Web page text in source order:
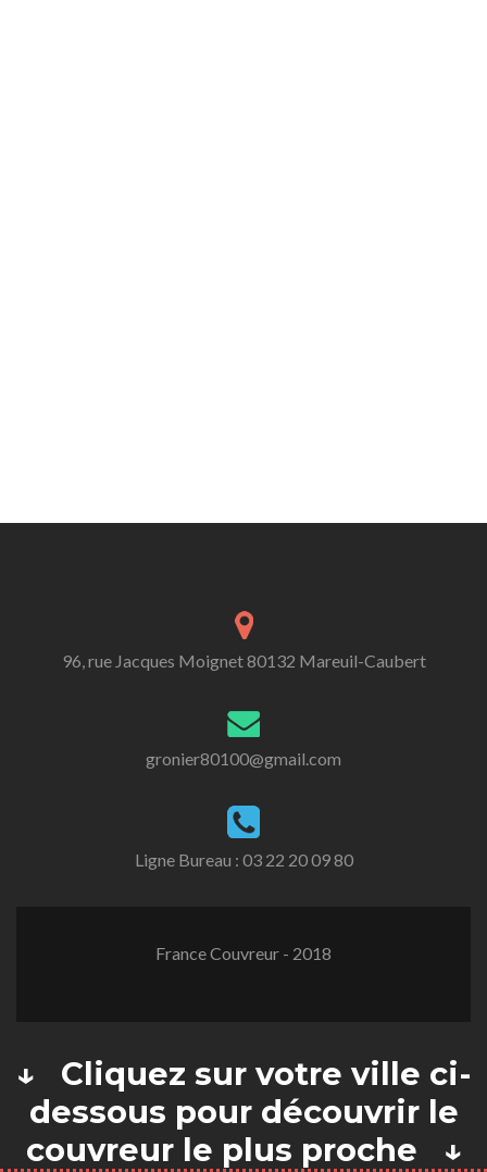
96, rue Jacques Moignet 80132 Mareuil-Caubert
gronier80100@gmail.com
Ligne Bureau : 03 22 20 09 80
France Couvreur - 2018
↓ Cliquez sur votre ville ci-
dessous pour découvrir le
couvreur le plus proche ↓